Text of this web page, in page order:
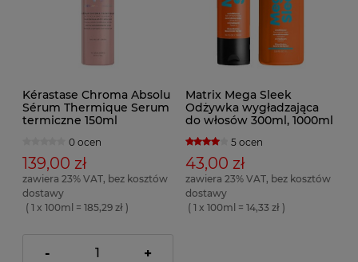
Kérastase Chroma Absolu
Sérum Thermique Serum
termiczne 150ml
0 ocen
139,00 zł
zawiera 23% VAT, bez kosztów
dostawy
( 1 x 100ml = 185,29 zł )
- +
Matrix Mega Sleek
Odżywka wygładzająca
do włosów 300ml, 1000ml
5 ocen
43,00 zł
zawiera 23% VAT, bez kosztów
dostawy
( 1 x 100ml = 14,33 zł )